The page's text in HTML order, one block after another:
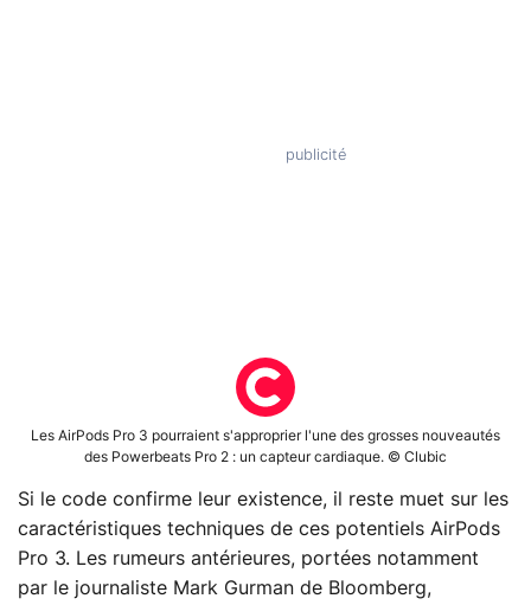
Les AirPods Pro 3 pourraient s'approprier l'une des grosses nouveautés
des Powerbeats Pro 2 : un capteur cardiaque. © Clubic
Si le code confirme leur existence, il reste muet sur les
caractéristiques techniques de ces potentiels AirPods
Pro 3. Les rumeurs antérieures, portées notamment
par le journaliste Mark Gurman de Bloomberg,